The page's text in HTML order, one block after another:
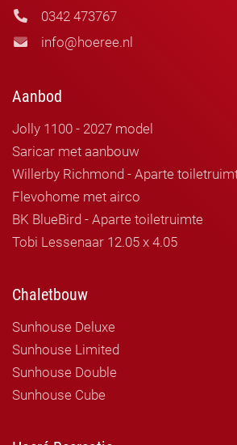
0342 473767
info@hoeree.nl
Aanbod
Jolly 1100 - 2027 model
Saricar met aanbouw
Willerby Richmond - Aparte
Flevohome met airco
BK BlueBird - Aparte toiletruimte
Tobi Lessenaar 12.05 x 4.05
Chaletbouw
Sunhouse Deluxe
Sunhouse Limited
Sunhouse Double
Sunhouse Cube